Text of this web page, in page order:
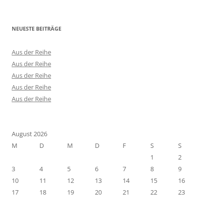
NEUESTE BEITRÄGE
Aus der Reihe
Aus der Reihe
Aus der Reihe
Aus der Reihe
Aus der Reihe
August 2026
M
D M D F S
S
1
2
3
4 5 6 7 8
9
10
11 12 13 14 15
16
17
18 19 20 21 22
23